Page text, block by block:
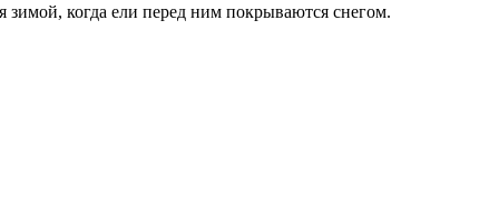
когда ели перед ним покрываются снегом.